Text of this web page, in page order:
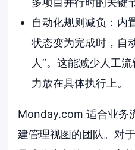
自动化规则减负：内
状态变为完成时，自
人”。这能减少人工
力放在具体执行上。
Monday.com 适合业务
建管理视图的团队。对